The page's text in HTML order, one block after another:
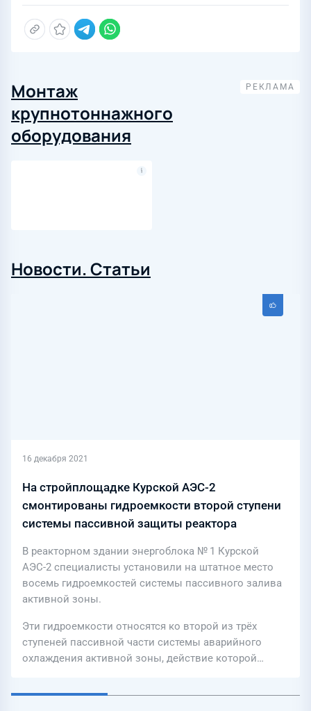
Монтаж
крупнотоннажного
оборудования
Новости. Статьи
16 декабря 2021
На стройплощадке Курской АЭС-2
смонтированы гидроемкости второй ступени
системы пассивной защиты реактора
В реакторном здании энергоблока № 1 Курской
АЭС-2 специалисты установили на штатное место
восемь гидроемкостей системы пассивного залива
активной зоны.
Эти гидроемкости относятся ко второй из трёх
ступеней пассивной части системы аварийного
охлаждения активной зоны, действие которой…